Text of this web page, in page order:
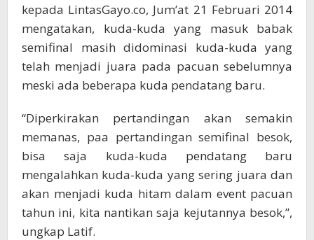
kepada LintasGayo.co, Jum’at 21 Februari 2014
mengatakan, kuda-kuda yang masuk babak
semifinal masih didominasi kuda-kuda yang
telah menjadi juara pada pacuan sebelumnya
meski ada beberapa kuda pendatang baru.
“Diperkirakan pertandingan akan semakin
memanas, paa pertandingan semifinal besok,
bisa saja kuda-kuda pendatang baru
mengalahkan kuda-kuda yang sering juara dan
akan menjadi kuda hitam dalam event pacuan
tahun ini, kita nantikan saja kejutannya besok,”,
ungkap Latif.